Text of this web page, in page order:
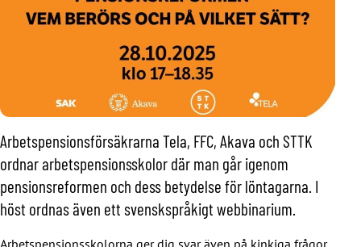
Arbetspensionsförsäkrarna Tela, FFC, Akava och STTK
ordnar arbetspensionsskolor där man går igenom
pensionsreformen och dess betydelse för löntagarna. I
höst ordnas även ett svenskspråkigt webbinarium.